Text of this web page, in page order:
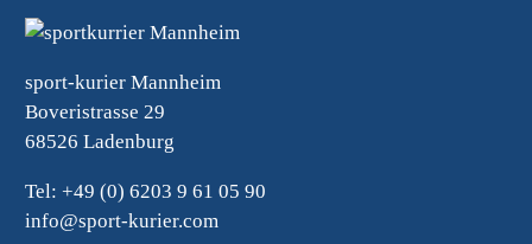
sport-kurier Mannheim
Boveristrasse 29
68526 Ladenburg
Tel: +49 (0) 6203 9 61 05 90
info@sport-kurier.com